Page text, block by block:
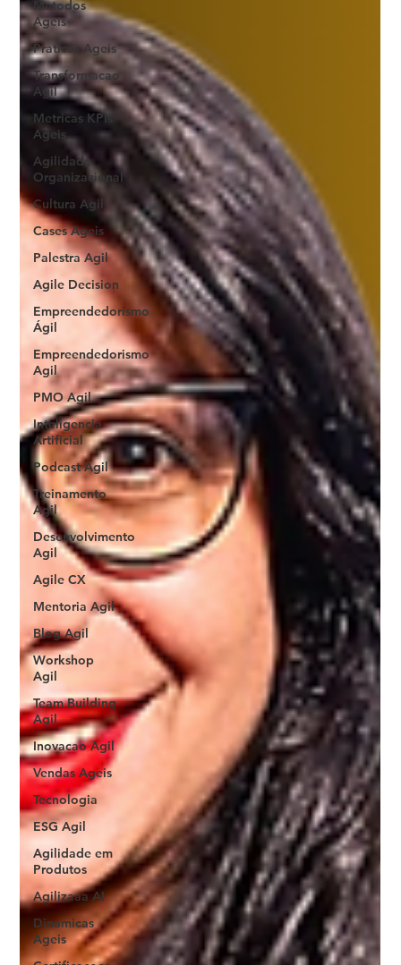
Metodos
Ageis
Praticas Ageis
Transformacao
Agil
Metricas KPIs
Ageis
Agilidade
Organizacional
Cultura Agil
Cases Ageis
Palestra Agil
Agile Decision
Empreendedorismo
Ágil
Empreendedorismo
Agil
PMO Agil
Inteligencia
Artificial
Podcast Agil
Treinamento
Agil
Desenvolvimento
Agil
Agile CX
Mentoria Agil
Blog Agil
Workshop
Agil
Team Building
Agil
Inovacao Agil
Vendas Ageis
Tecnologia
ESG Agil
Agilidade em
Produtos
Agilizaaa AI
Dinamicas
Ageis